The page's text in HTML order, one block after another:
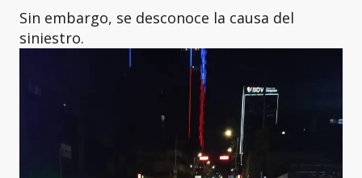
Sin embargo, se desconoce la causa del
siniestro.